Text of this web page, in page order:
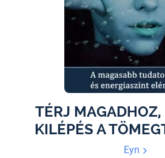
TÉRJ
KILÉPÉS A
Eyn